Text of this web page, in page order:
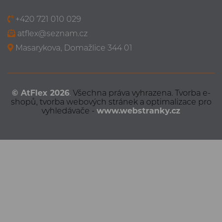
+420 721 010 029
atflex@seznam.cz
Masarykova, Domažlice 344 01
© AtFlex 2026. Všechna práva vyhrazena. Tvorba e-
shopů, tvorba webových stráneka optimalizace pro
vyhledávače - www.webstranky.cz